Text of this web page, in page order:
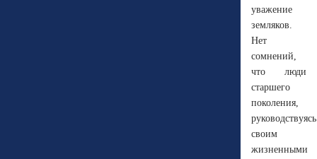
уважение
земляков.
Нет
сомнений,
что люди
старшего
поколения,
руководствуясь
своим
жизненными